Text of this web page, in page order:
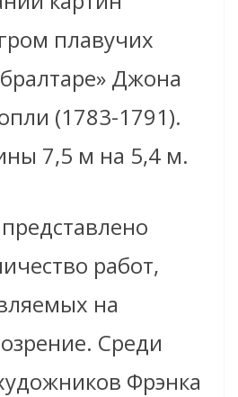
плавучих
Джона
(1783-1791).
7,5 м на 5,4 м.
работ,
на
Среди
Фрэнка